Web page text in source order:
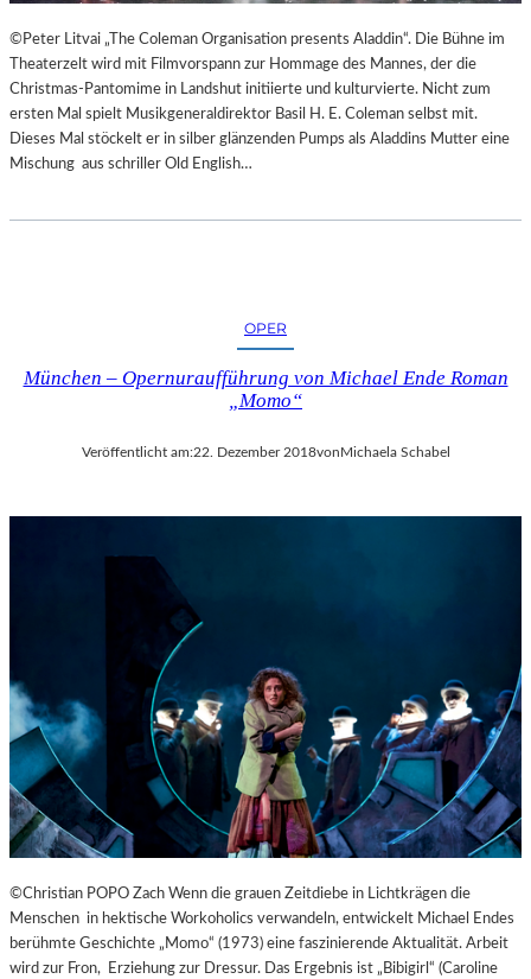
©Peter Litvai „The Coleman Organisation presents Aladdin“. Die Bühne im
Theaterzelt wird mit Filmvorspann zur Hommage des Mannes, der die
Christmas-Pantomime in Landshut initiierte und kulturvierte. Nicht zum
ersten Mal spielt Musikgeneraldirektor Basil H. E. Coleman selbst mit.
Dieses Mal stöckelt er in silber glänzenden Pumps als Aladdins Mutter eine
Mischung aus schriller Old English…
OPER
München – Opernuraufführung von Michael Ende Roman
„Momo“
Veröffentlicht am:22. Dezember 2018von Michaela Schabel
©Christian POPO Zach Wenn die grauen Zeitdiebe in Lichtkrägen die
Menschen in hektische Workoholics verwandeln, entwickelt Michael Endes
berühmte Geschichte „Momo“ (1973) eine faszinierende Aktualität. Arbeit
wird zur Fron, Erziehung zur Dressur. Das Ergebnis ist „Bibigirl“ (Caroline